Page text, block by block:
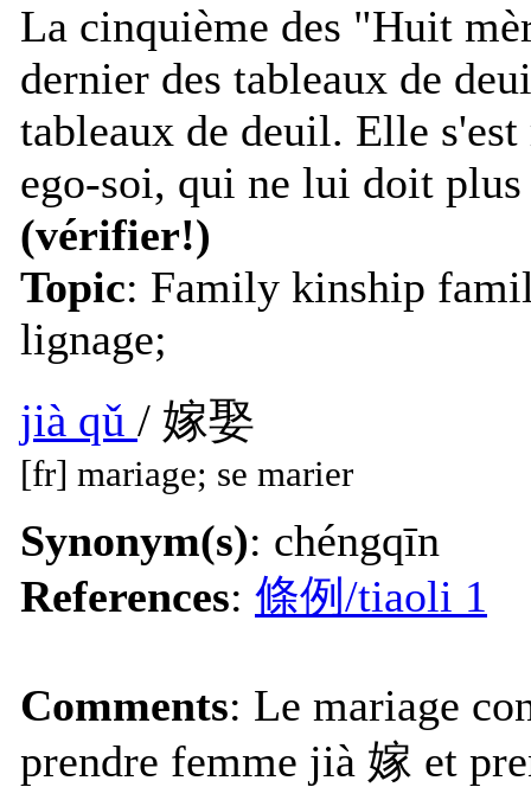
La cinquième des "Huit
dernier des tableaux de
tableaux de deuil. Elle
ego-soi, qui ne lui doit
(vérifier!)
Topic: Family kinship
lignage;
jià qǔ / 嫁娶
[fr] mariage; se marier
Synonym(s): chéngqīn
References: 條例/tiaoli 1
Comments: Le mariage
prendre femme jià 嫁 et